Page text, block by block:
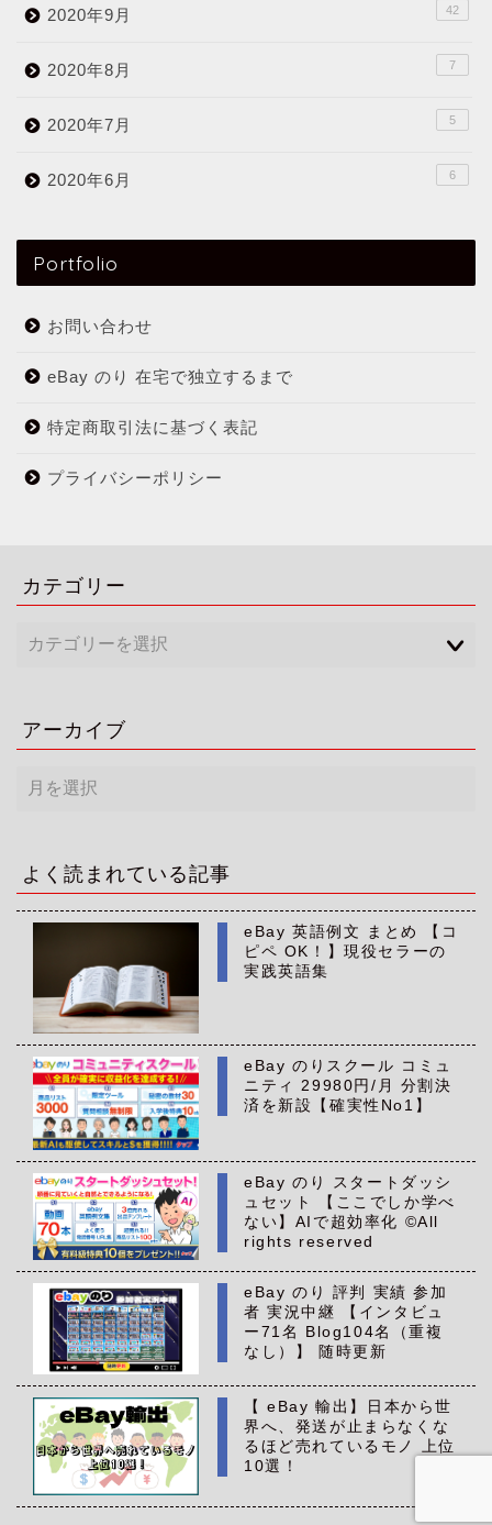
2020年9月 42
2020年8月 7
2020年7月 5
2020年6月 6
Portfolio
お問い合わせ
eBay のり 在宅で独立するまで
特定商取引法に基づく表記
プライバシーポリシー
カテゴリー
アーカイブ
ー
ブ
よく読まれている記事
eBay 英語例文 まとめ 【コ
ピペ OK！】現役セラーの
実践英語集
eBay のりスクール コミュ
ニティ 29980円/月 分割決
済を新設【確実性No1】
eBay のり スタートダッシ
ュセット 【ここでしか学べ
ない】AIで超効率化 ©All
rights reserved
eBay のり 評判 実績 参加
者 実況中継 【インタビュ
ー71名 Blog104名（重複
なし）】 随時更新
【 eBay 輸出】日本から世
界へ、発送が止まらなくな
るほど売れているモノ 上位
10選！